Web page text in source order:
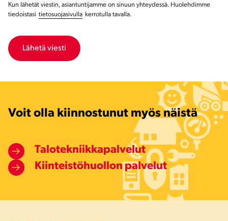
Kun lähetät viestin, asiantuntijamme on sinuun yhteydessä. Huolehdimme
tiedoistasi tietosuojasivulla kerrotulla tavalla.
Voit olla kiinnostunut myös näistä
Talotekniikkapalvelut
Kiinteistöhuollon palvelut